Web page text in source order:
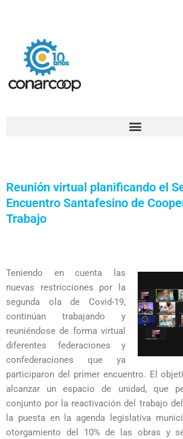
Reunión virtual planificando el
Encuentro Santafesino de
Trabajo
Teniendo en cuenta las
nuevas restricciones por la
segunda ola de Covid-19,
continúan trabajando y
reuniéndose de forma virtual
diferentes federaciones y
confederaciones que ya
participaron del primer encuentro. El
alcanzar un espacio de unidad, que
conjunto por la reactivación del trabajo
la puesta en la agenda legislativa
otorgamiento del 10% de las obras y